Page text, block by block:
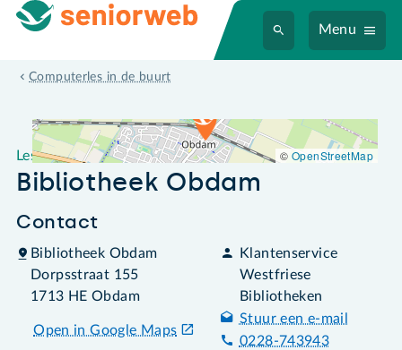
Menu
Computerles in de buurt
Leslocatie Bibliotheek Obdam
Leslocatie
Bibliotheek Obdam
Contact
Bibliotheek Obdam
Dorpsstraat 155
1713 HE Obdam
Open in Google Maps
Klantenservice
Westfriese
Bibliotheken
Stuur een e-mail
0228-743943
©OpenStreetMap